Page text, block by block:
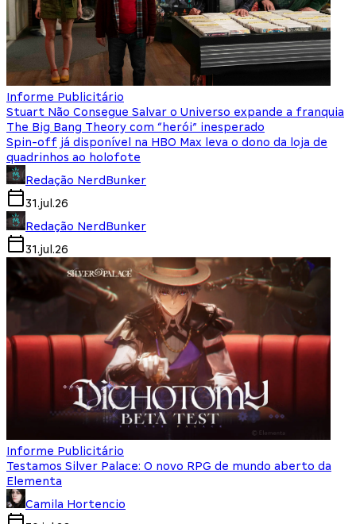
Informe Publicitário
Stuart Não Consegue Salvar o Universo expande a franquia
The Big Bang Theory com “herói” inesperado
Spin-off já disponível na HBO Max leva o dono da loja de
quadrinhos ao holofote
Redação NerdBunker
31.jul.26
Redação NerdBunker
31.jul.26
Informe Publicitário
Testamos Silver Palace: O novo RPG de mundo aberto da
Elementa
Camila Hortencio